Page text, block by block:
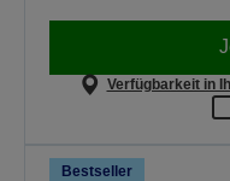
Verfügbarkeit in
Bestseller